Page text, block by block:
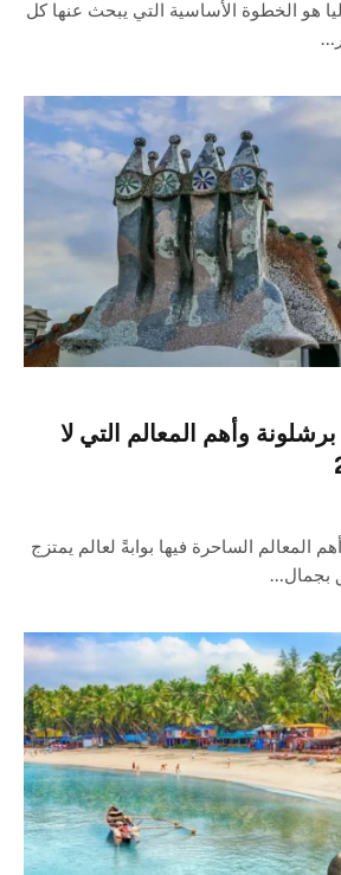
هو الخطوة الأساسية التي يبحث عنها كل
وأهم المعالم التي لا
المعالم الساحرة فيها بوابةً لعالم يمتزج
بجمال…